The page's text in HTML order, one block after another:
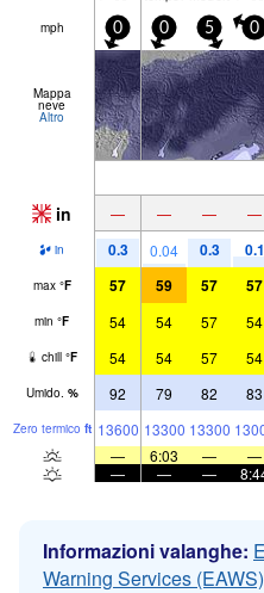
mph 0 0 5 0
Mappa
neve
Altro
in — — — —
in 0.3 0.04 0.3 0.1
max °F 57 59 57 57
min °F 54 54 57 54
chill °F 54 54 57 54
Umido. % 92 79 82 83
Zero termico ft 13600 13300 13300
—
6:03 — —
—
— —
Informazioni valanghe:
Warning Services (EAWS)